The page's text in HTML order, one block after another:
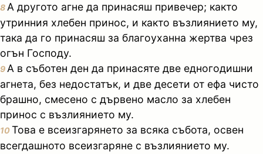
8 А другото агне да принасяш привечер; както
утринния хлебен принос, и както възлиянието му,
така да го принасяш за благоуханна жертва чрез
огън Господу.
9 А в съботен ден да принасяте две едногодишни
агнета, без недостатък, и две десети от ефа чисто
брашно, смесено с дървено масло за хлебен
принос с възлиянието му.
10Това е всеизгарянето за всяка събота, освен
всегдашното всеизгаряне с възлиянието му.